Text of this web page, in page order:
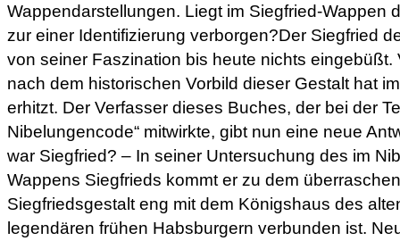
Wappendarstellungen. Liegt im Siegfried-Wappen
zur einer Identifizierung verborgen?Der Siegfried
von seiner Faszination bis heute nichts eingebüßt.
nach dem historischen Vorbild dieser Gestalt hat
erhitzt. Der Verfasser dieses Buches, der bei der
Nibelungencode“ mitwirkte, gibt nun eine neue
war Siegfried? – In seiner Untersuchung des im
Wappens Siegfrieds kommt er zu dem
Siegfriedsgestalt eng mit dem Königshaus des
legendären frühen Habsburgern verbunden ist.